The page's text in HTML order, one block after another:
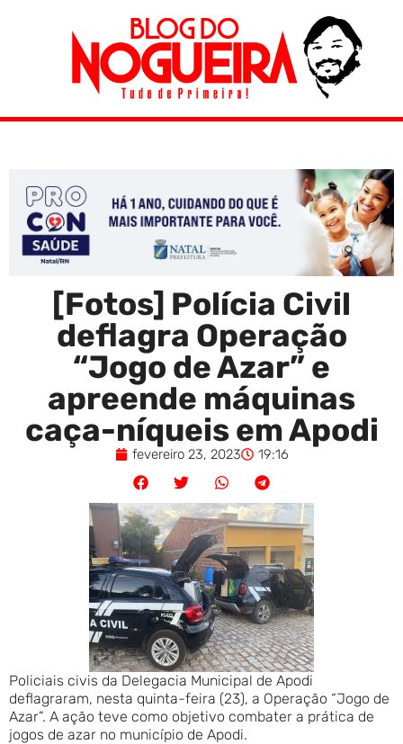
[Fotos] Polícia Civil
deflagra Operação
“Jogo de Azar” e
apreende máquinas
caça-níqueis em Apodi
fevereiro 23, 2023 19:16
Policiais civis da Delegacia Municipal de Apodi
deflagraram, nesta quinta-feira (23), a Operação “Jogo de
Azar”. A ação teve como objetivo combater a prática de
jogos de azar no município de Apodi.